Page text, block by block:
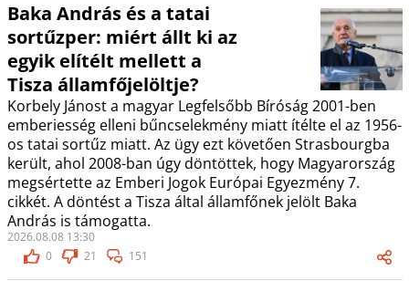
Baka András és a tatai
sortűzper: miért állt ki az
egyik elítélt mellett a
Tisza államfőjelöltje?
Korbely Jánost a magyar Legfelsőbb Bíróság 2001-ben
emberiesség elleni bűncselekmény miatt ítélte el az 1956-
os tatai sortűz miatt. Az ügy ezt követően Strasbourgba
került, ahol 2008-ban úgy döntöttek, hogy Magyarország
megsértette az Emberi Jogok Európai Egyezmény 7.
cikkét. A döntést a Tisza által államfőnek jelölt Baka
András is támogatta.
2026.08.08 13:30
0
21 151